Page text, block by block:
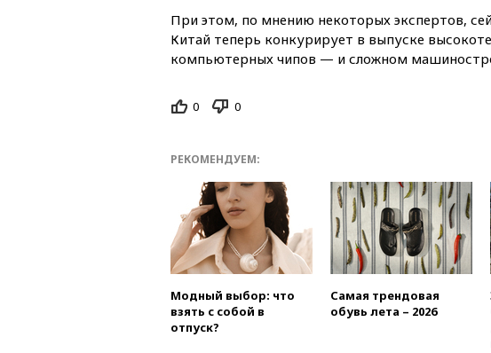
При этом, по мнению некоторых экспертов,
Китай теперь конкурирует в выпуске
компьютерных чипов — и сложном
0 0
РЕКОМЕНДУЕМ:
Модный выбор: что
взять с собой в
отпуск?
Самая трендовая
обувь лета – 2026